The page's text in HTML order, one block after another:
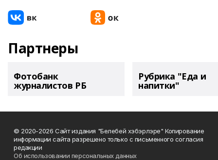
Партнеры
Фотобанк
журналистов РБ
Рубрика "Еда и
напитки"
© 2020-2026 Сайт издания "Белебей хэбэрлэре" Копирование
информации сайта разрешено только с письменного согласия
редакции
Об использовании персональных данных